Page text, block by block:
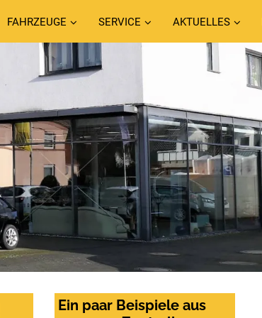
FAHRZEUGE SERVICE AKTUELLES
Ein paar Beispiele aus